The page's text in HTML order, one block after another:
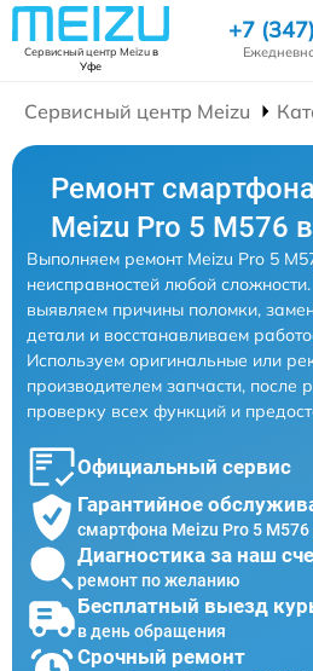
Сервисный центр Meizuв
Уфе
+7
Сервисный центр Meizu
Ремонт смартфона
Meizu Pro 5 M576
Выполняем ремонт Meizu Pro 5
неисправностей любой
выявляем причины поломки,
детали и восстанавливаем
Используем оригинальные или
производителем запчасти, после
проверку всех функций и
Официальный сервис
Гарантийное
смартфона Meizu Pro 5 M576
Диагностика за наш
ремонт по желанию
Бесплатный выезд
в день обращения
Срочный ремонт